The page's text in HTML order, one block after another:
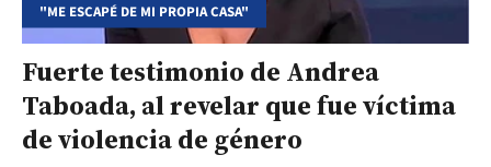
"ME ESCAPÉ DE MI PROPIA CASA"
Fuerte testimonio de Andrea
Taboada, al revelar que fue víctima
de violencia de género